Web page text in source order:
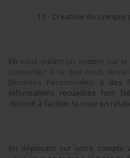
13 - Création de compte
En vous créant un compte sur le
consentez à ce que nous
Données Personnelles à des
informations recueillies font
destiné à faciliter la mise en
En déposant sur votre compte